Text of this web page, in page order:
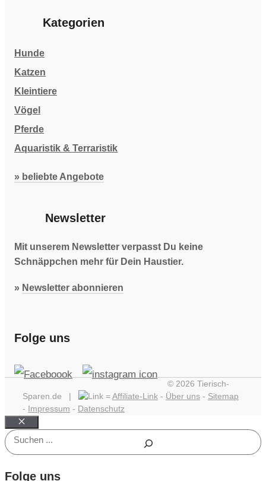
Kategorien
Hunde
Katzen
Kleintiere
Vögel
Pferde
Aquaristik & Terraristik
» beliebte Angebote
Newsletter
Mit unserem Newsletter verpasst Du keine
Schnäppchen mehr für Dein Haustier.
» Newsletter abonnieren
Folge uns
© 2026 Tierisch-
Sparen.de |
=Affiliate-Link - Über uns - Sitemap
- Impressum - Datenschutz
Schließen
Suchen
Folge uns